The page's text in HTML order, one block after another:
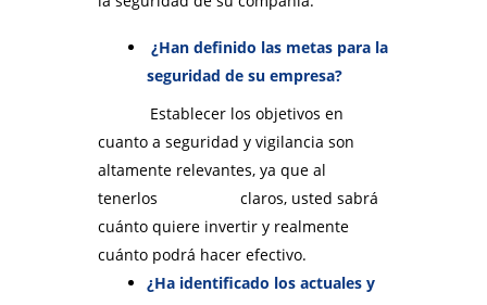
¿Han definido las metas para la
seguridad de su empresa?
Establecer los objetivos en
cuanto a seguridad y vigilancia son
altamente relevantes, ya que al
tenerlos claros, usted sabrá
cuánto quiere invertir y realmente
cuánto podrá hacer efectivo.
¿Ha identificado los actuales y